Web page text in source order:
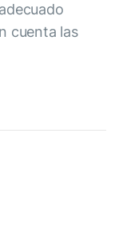
cuenta las